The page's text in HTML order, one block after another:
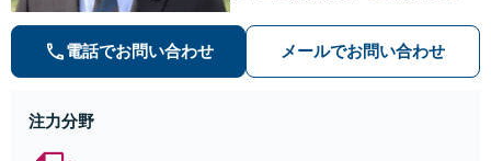
解決まで弁護士本人が一貫してスピ
ーディーに対応いたします。 ◆累計
電話でお問い合わせ メールでお問い合わせ
注力分野